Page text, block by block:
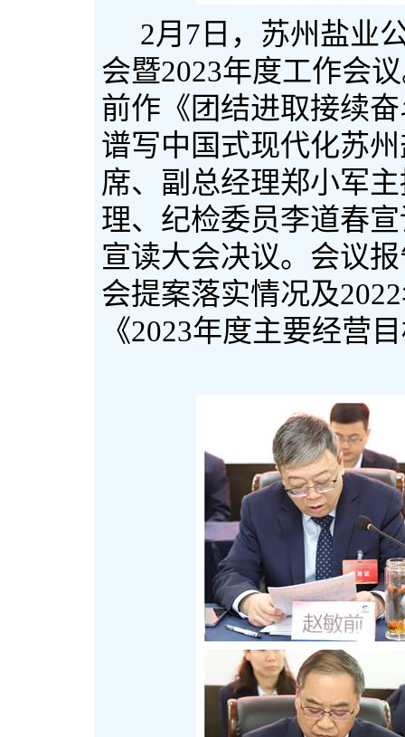
2月 7 日，苏州盐业
会暨2023年度工作会
前作《团结进取接续
谱写中国式现代化苏
席、副总经理郑小军
理、纪检委员李道春
宣读大会决议。会议
会提案落实情况及2022
《2023年度主要经营